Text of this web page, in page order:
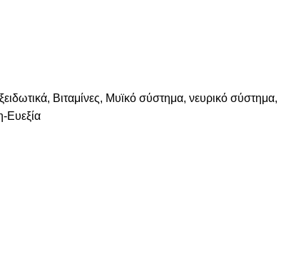
, Βιταμίνες, Μυϊκό σύστημα, νευρικό σύστημα,
Ευεξία